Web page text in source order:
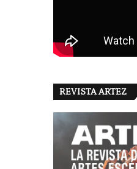
REVISTA ARTEZ